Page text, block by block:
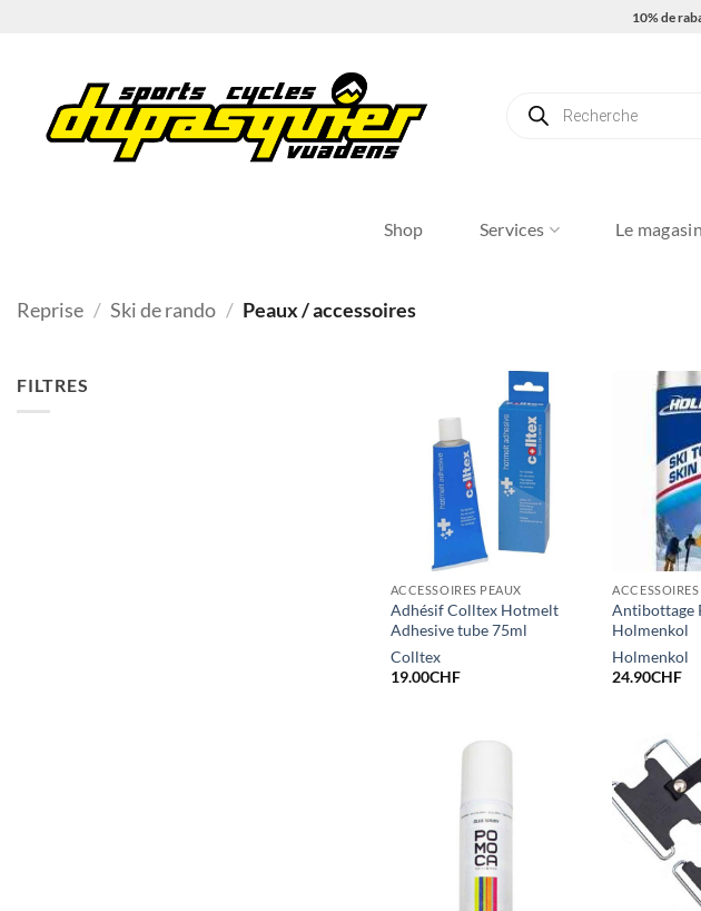
10% de
produits
Shop Services Le magasin
Reprise / Ski de rando / Peaux / accessoires
FILTRES
ACCESSOIRES PEAUX
Adhésif Colltex Hotmelt
Adhesive tube 75ml
Colltex
19.00CHF
Antibottage
Holmenkol
Holmenkol
24.90CHF